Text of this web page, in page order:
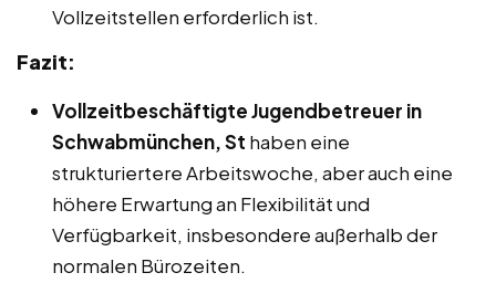
Vollzeitstellen erforderlich ist.
Fazit:
Vollzeitbeschäftigte Jugendbetreuer in
Schwabmünchen, St haben eine
strukturiertere Arbeitswoche, aber auch eine
höhere Erwartung an Flexibilität und
Verfügbarkeit, insbesondere außerhalb der
normalen Bürozeiten.